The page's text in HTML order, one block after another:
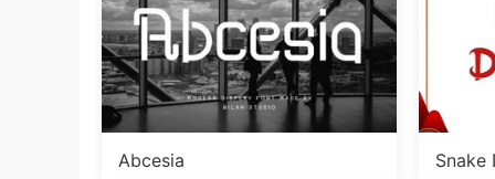
Abcesia Snake